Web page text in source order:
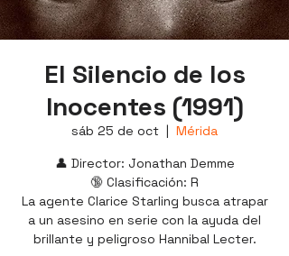
El Silencio de los
Inocentes (1991)
sáb 25 de oct
  |
Mérida
👤 Director: Jonathan Demme
🔞 Clasificación: R
La agente Clarice Starling busca atrapar
a un asesino en serie con la ayuda del
brillante y peligroso Hannibal Lecter.